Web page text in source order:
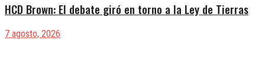
HCD Brown: El debate giró en torno a la Ley de Tierras
7 agosto, 2026